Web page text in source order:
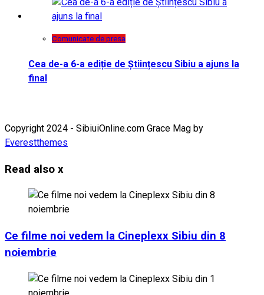
Comunicate de presa
Cea de-a 6-a ediție de Științescu Sibiu a ajuns la
final
Copyright 2024 - SibiuiOnline.com Grace Mag by
Everestthemes
Read also x
Ce filme noi vedem la Cineplexx Sibiu din 8
noiembrie